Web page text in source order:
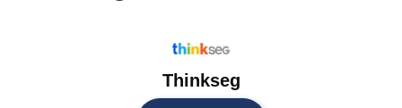
Thinkseg